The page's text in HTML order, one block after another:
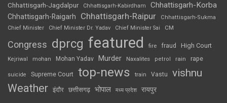
Chhattisgarh-Jagdalpur Chhattisgarh-Kabirdham Chhattisgarh-Korba
Chhattisgarh-Raigarh Chhattisgarh-Raipur
Chhattisgarh-Sukma
Chief Minister
Chief Minister Dr. Yadav Chief Minister Sai CM
Congress dprcg featured fire fraud High Court
Kejriwal mohan Mohan Yadav Murder Naxalites petrol rain rape
suicide Supreme Court top-news train Vastu vishnu
Weather इंदौर छत्तीसगढ़ भोपाल मध्य प्रदेश रायपुर